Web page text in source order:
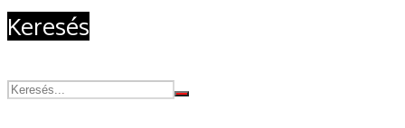
Keresés